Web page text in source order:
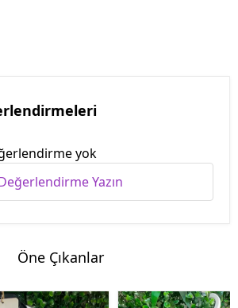
yok
Yazın
Öne Çıkanlar